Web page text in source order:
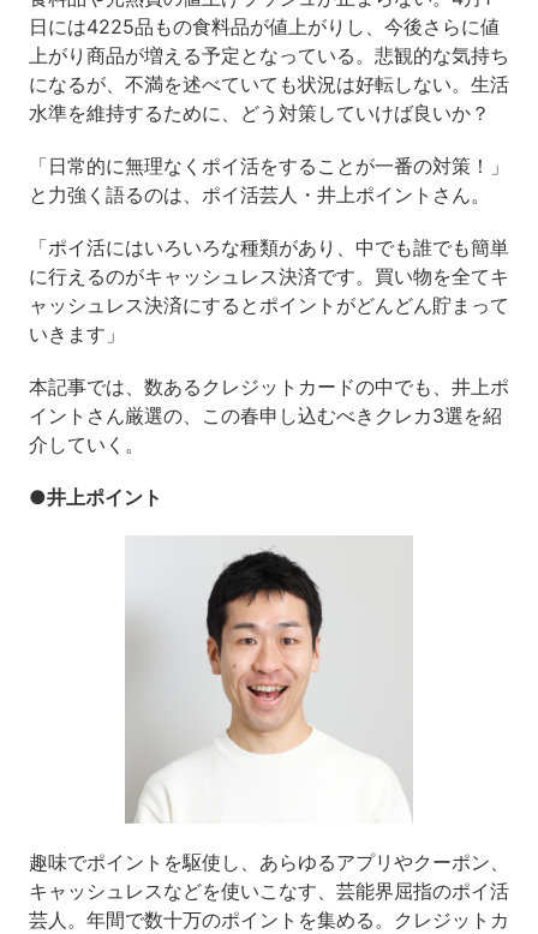
日には4225品もの食料品が値上がりし、今後さらに値
上がり商品が増える予定となっている。悲観的な気持ち
になるが、不満を述べていても状況は好転しない。生活
水準を維持するために、どう対策していけば良いか？
「日常的に無理なくポイ活をすることが一番の対策！」
と力強く語るのは、ポイ活芸人・井上ポイントさん。
「ポイ活にはいろいろな種類があり、中でも誰でも簡単
に行えるのがキャッシュレス決済です。買い物を全てキ
ャッシュレス決済にするとポイントがどんどん貯まって
いきます」
本記事では、数あるクレジットカードの中でも、井上ポ
イントさん厳選の、この春申し込むべきクレカ3選を紹
介していく。
●井上ポイント
趣味でポイントを駆使し、あらゆるアプリやクーポン、
キャッシュレスなどを使いこなす、芸能界屈指のポイ活
芸人。年間で数十万のポイントを集める。クレジットカ